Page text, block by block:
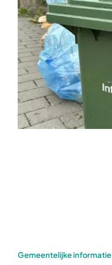
Gemeentelijke informatie